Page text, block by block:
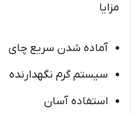
مزایا
آماده شدن سریع چای
سیستم گرم نگهدارنده
استفاده آسان